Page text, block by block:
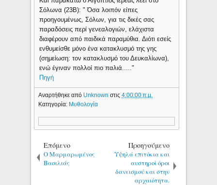
Σόλωνα (23B): " Όσα λοιπόν είπες
προηγουμένως, Σόλων, για τις δικές σας
παραδόσεις περί γενεαλογιών, ελάχιστα
διαφέρουν από παιδικά παραμύθια. Διότι εσείς
ενθυμείσθε μόνο ένα κατακλυσμό της γης
(σημείωση: τον κατακλυσμό του Δευκαλίωνα),
ενώ έγιναν πολλοί πιο παλιά....."
Πηγή
Αναρτήθηκε από Unknownστις4:00:00 π.μ.
Κατηγορία: Μυθολογία
Επόμενο
Ο Μαρμαρωμένος
Βασιλιάς
Προηγούμενο
Υψηλά επιτόκια και
αυστηροί όροι
δανεισμού και στην
αρχαιότητα.